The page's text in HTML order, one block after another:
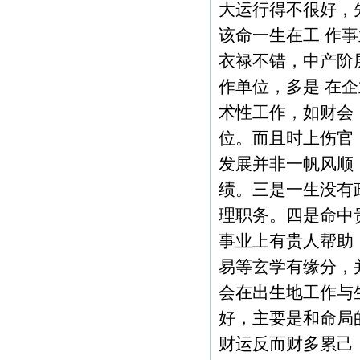
大运行得不很好
该命一生在工 作
衣禄不错，中产阶
作单位，多是 在
术性工作，如财
位。而且时上伤官
发展并非一帆风
绩。三是一生没有
理职务。四是命中
事业上有贵人帮助
易等玄学有缘分，
会在出生地工作与
好，主要是和命局
财运反而财多累